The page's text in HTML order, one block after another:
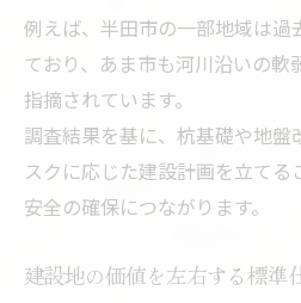
例えば、半田市の一部地域は
ており、あま市も河川沿いの軟
指摘されています。
調査結果を基に、杭基礎や地盤
スクに応じた建設計画を立てる
安全の確保につながります。
建設地の価値を左右する標準